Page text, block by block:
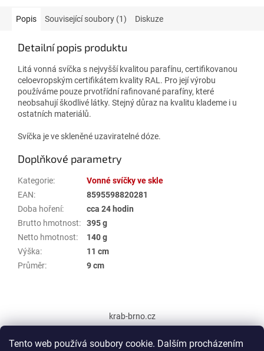
Tento web používá soubory cookie. Dalším procházením
Popis Související soubory (1) Diskuze
Detailní popis produktu
Litá vonná svíčka s nejvyšší kvalitou parafínu, certifikovanou
celoevropským certifikátem kvality RAL. Pro její výrobu
používáme pouze prvotřídní rafinované parafíny, které
neobsahují škodlivé látky. Stejný důraz na kvalitu klademe i u
ostatních materiálů.
Svíčka je ve skleněné uzaviratelné dóze.
Doplňkové parametry
Kategorie:
Vonné svíčky ve skle
EAN:
8595598820281
Doba hoření:
cca 24 hodin
Brutto hmotnost:
395 g
Netto hmotnost:
140 g
Výška:
11 cm
Průměr: 9 cm
p
krab-brno.cz